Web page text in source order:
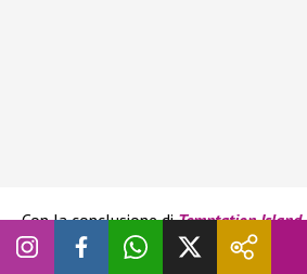
Con la conclusione diTemptation Island
bilanci anche per Filippo Bisciglia,
nei sentimentidi Canale 5. Il